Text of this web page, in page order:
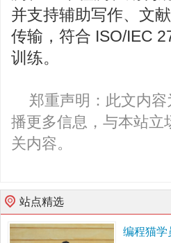
并支持辅助写作、文
传输，符合 ISO/IEC
训练。
郑重声明：此文内
播更多信息，与本站立
关内容。
站点精选
编程猫学